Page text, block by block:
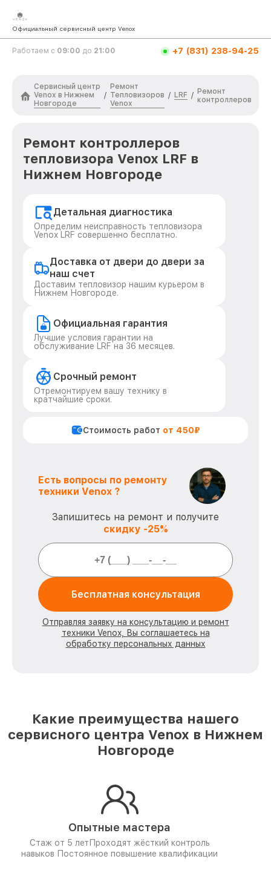
Официальный сервисный центр Venox
Работаем с 09:00 до 21:00 +7 (831) 238-94-25
Сервисный центр
Venox в Нижнем
Новгороде
/
Ремонт
Тепловизоров
Venox
/ LRF / Ремонт
контроллеров
Ремонт контроллеров
тепловизора Venox LRF в
Нижнем Новгороде
Детальная диагностика
Определим неисправность тепловизора
Venox LRF совершенно бесплатно.
Доставка от двери до двери за
наш счет
Доставим тепловизор нашим курьером в
Нижнем Новгороде.
Официальная гарантия
Лучшие условия гарантии на
обслуживание LRF на 36 месяцев.
Срочный ремонт
Отремонтируем вашу технику в
кратчайшие сроки.
Стоимость работ от 450₽
Есть вопросы по ремонту
техники Venox ?
Запишитесь на ремонт и получите
скидку -25%
Бесплатная консультация
Отправляя заявку на консультацию и ремонт
техники Venox, Вы соглашаетесь на
обработку персональных данных
Какие преимущества нашего
сервисного центра Venox в Нижнем
Новгороде
Опытные мастера
Стаж от 5 лет Проходят жёсткий контроль
навыков Постоянное повышение квалификации